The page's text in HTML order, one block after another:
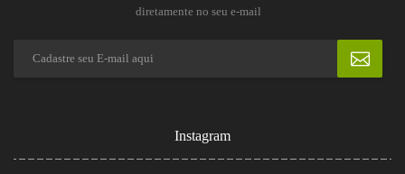
diretamente no seu e-mail
Instagram